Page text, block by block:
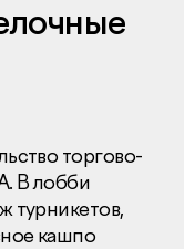
торгово-
В лобби
турникетов,
кашпо